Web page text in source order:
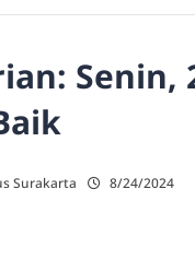
Senin,
Surakarta 8/24/2024